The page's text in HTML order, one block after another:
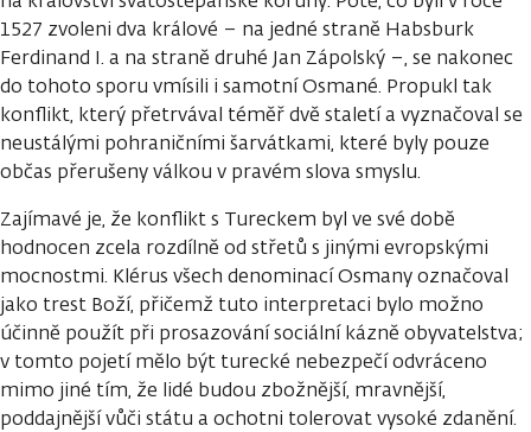
1527 zvoleni dva králové – na jedné straně Habsburk
Ferdinand I. a na straně druhé Jan Zápolský –, se nakonec
do tohoto sporu vmísili i samotní Osmané. Propukl tak
konflikt, který přetrvával téměř dvě staletí a vyznačoval se
neustálými pohraničními šarvátkami, které byly pouze
občas přerušeny válkou v pravém slova smyslu.
Zajímavé je, že konflikt s Tureckem byl ve své době
hodnocen zcela rozdílně od střetů s jinými evropskými
mocnostmi. Klérus všech denominací Osmany označoval
jako trest Boží, přičemž tuto interpretaci bylo možno
účinně použít při prosazování sociální kázně obyvatelstva;
v tomto pojetí mělo být turecké nebezpečí odvráceno
mimo jiné tím, že lidé budou zbožnější, mravnější,
poddajnější vůči státu a ochotni tolerovat vysoké zdanění.